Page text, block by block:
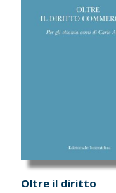
Oltre il diritto